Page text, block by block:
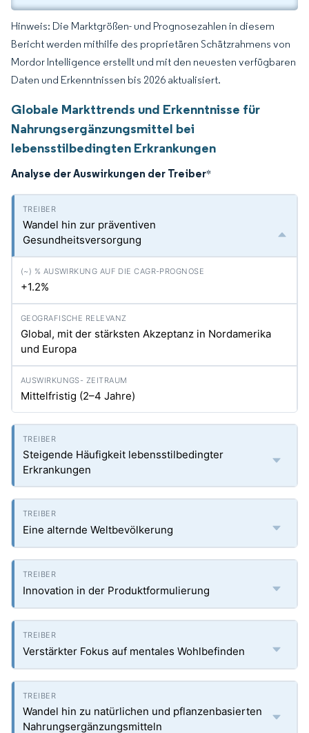
Hinweis: Die Marktgrößen- und Prognosezahlen in diesem
Bericht werden mithilfe des proprietären Schätzrahmens von
Mordor Intelligence erstellt und mit den neuesten verfügbaren
Daten und Erkenntnissen bis 2026 aktualisiert.
Globale Markttrends und Erkenntnisse für
Nahrungsergänzungsmittel bei
lebensstilbedingten Erkrankungen
Analyse der Auswirkungen der Treiber*
Wandel hin zur präventiven
Gesundheitsversorgung
+1.2%
Global, mit der stärksten Akzeptanz in Nordamerika
und Europa
Mittelfristig (2–4 Jahre)
Steigende Häufigkeit lebensstilbedingter
Erkrankungen
Eine alternde Weltbevölkerung
Innovation in der Produktformulierung
Verstärkter Fokus auf mentales Wohlbefinden
Wandel hin zu natürlichen und pflanzenbasierten
Nahrungsergänzungsmitteln